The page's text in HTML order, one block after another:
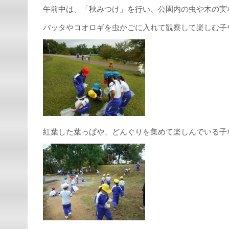
午前中は、「秋みつけ」を行い、公園内の虫や木の実
バッタやコオロギを虫かごに入れて観察して楽しむ子
紅葉した葉っぱや、どんぐりを集めて楽しんでいる子